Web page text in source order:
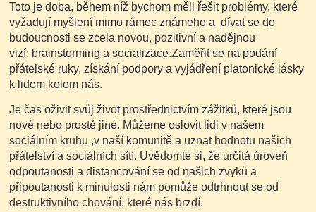
Toto je doba, během níž bychom měli řešit problémy, které
vyžadují myšlení mimo rámec známeho a dívat se do
budoucnosti se zcela novou, pozitivní a nadějnou
vizí; brainstorming a socializace.Zaměřit se na podání
přátelské ruky, získání podpory a vyjádření platonické lásky
k lidem kolem nás.
Je čas oživit svůj život prostřednictvím zážitků, které jsou
nové nebo prostě jiné. Můžeme oslovit lidi v našem
sociálním kruhu ,v naší komunitě a uznat hodnotu našich
přátelství a sociálních sítí. Uvědomte si, že určitá úroveň
odpoutanosti a distancování se od našich zvyků a
připoutanosti k minulosti nám pomůže odtrhnout se od
destruktivního chování, které nás brzdí.